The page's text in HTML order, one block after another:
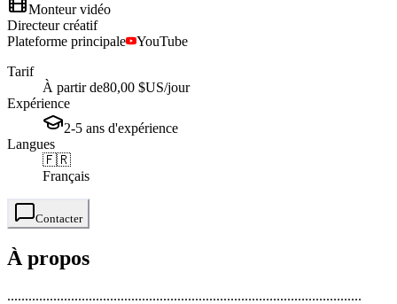
Monteur vidéo
Directeur créatif
Plateforme principale
YouTube
Tarif
À partir de80,00 $US/jour
Expérience
2-5 ans d'expérience
Langues
🇫🇷
Français
Contacter
À propos
....................................................................................................